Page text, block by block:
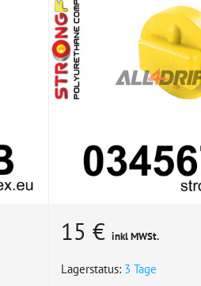
15 € inkl MWSt.
Lagerstatus: 3 Tage